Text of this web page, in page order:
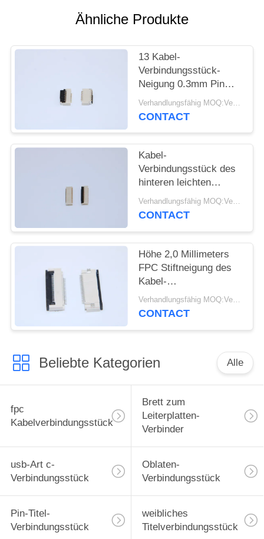
POLICY
Ähnliche Produkte
13 Kabel-
Verbindungsstück-
Neigung 0.3mm Pin
FPC einfach auf
VORMONTIERTEM
Verhandlungsfähig MOQ:Verhandelbar
CONTACT
Kabel-
Verbindungsstück des
hinteren leichten
Schlages ZIF,
elektrisches Kabel-
Stifte
Verhandlungsfähig MOQ:Verhandelbar
CONTACT
Höhe 2,0 Millimeters
FPC Stiftneigung des
Kabel-
Verbindungsstück-9-61
für Kommunikations-
Verhandlungsfähig MOQ:Verhandelbar
CONTACT
Beliebte Kategorien Alle
fpc
Kabelverbindungsstück
Brett zum
Leiterplatten-
Verbinder
usb-Art c-
Verbindungsstück
Oblaten-
Verbindungsstück
Pin-Titel-
Verbindungsstück
weibliches
Titelverbindungsstück